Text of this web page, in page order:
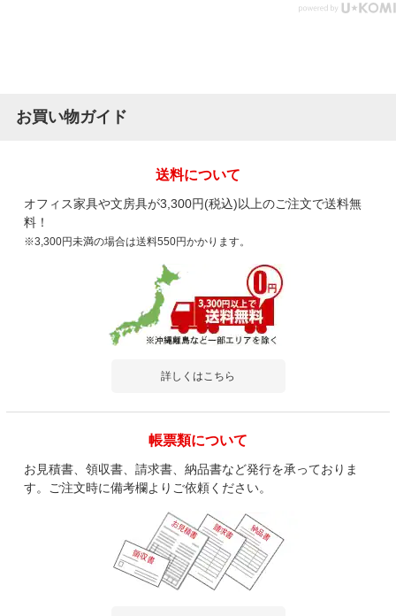
お買い物ガイド
送料について
オフィス家具や文房具が3,300円(税込)以上のご注文で送料無
料！
※3,300円未満の場合は送料550円かかります。
詳しくはこちら
帳票類について
お見積書、領収書、請求書、納品書など発行を承っておりま
す。ご注文時に備考欄よりご依頼ください。